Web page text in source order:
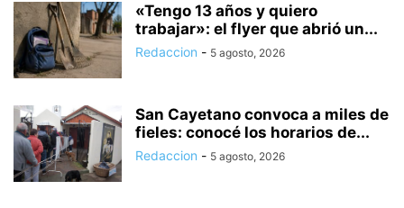
«Tengo 13 años y quiero
trabajar»: el flyer que abrió un...
Redaccion - 5 agosto, 2026
San Cayetano convoca a miles de
fieles: conocé los horarios de...
Redaccion - 5 agosto, 2026